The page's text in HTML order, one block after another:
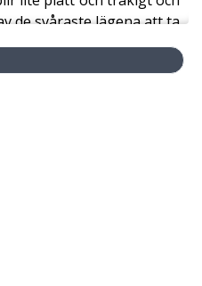
de svåraste lägena att ta
riktigt driv till en
och lagom.